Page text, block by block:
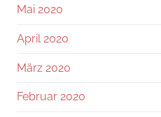
Mai 2020
April 2020
März 2020
Februar 2020